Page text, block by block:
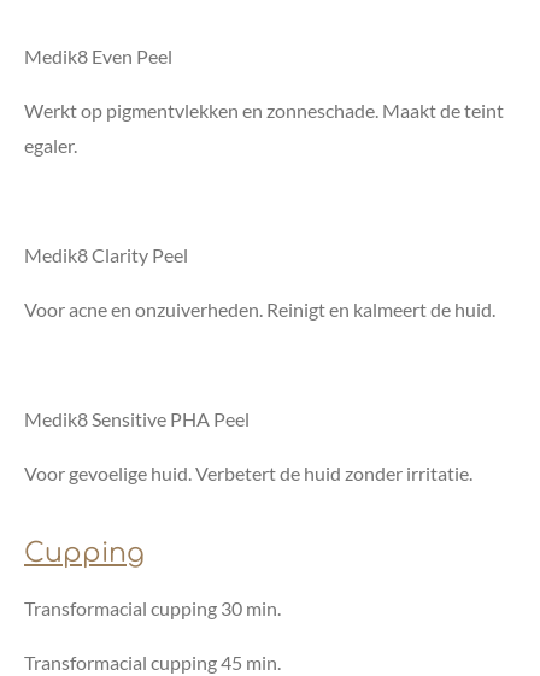
Medik8 Even Peel
Werkt op pigmentvlekken en zonneschade. Maakt de teint
egaler.
Medik8 Clarity Peel
Voor acne en onzuiverheden. Reinigt en kalmeert de huid.
Medik8 Sensitive PHA Peel
Voor gevoelige huid. Verbetert de huid zonder irritatie.
Cupping
Transformacial cupping 30 min.
Transformacial cupping 45 min.